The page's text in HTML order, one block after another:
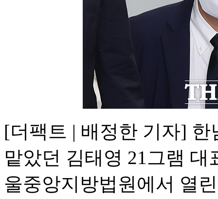
[더팩트 | 배정한 기자]
맡았던 김태영 21그램
울중앙지방법원에서 열